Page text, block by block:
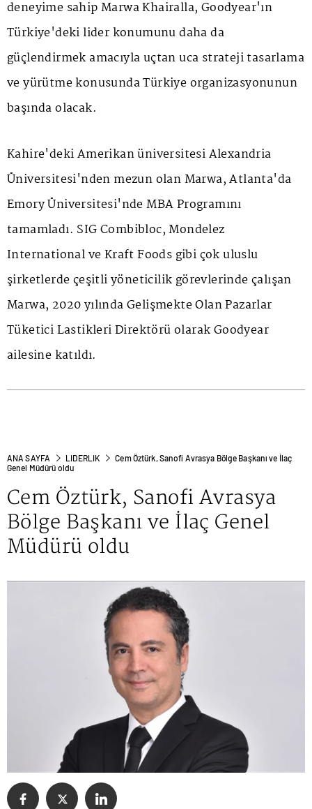
deneyime sahip Marwa Khairalla, Goodyear'ın
Türkiye'deki lider konumunu daha da
güçlendirmek amacıyla uçtan uca strateji tasarlama
ve yürütme konusunda Türkiye organizasyonunun
başında olacak.
Kahire'deki Amerikan üniversitesi Alexandria
Üniversitesi'nden mezun olan Marwa, Atlanta'da
Emory Üniversitesi'nde MBA Programını
tamamladı. SIG Combibloc, Mondelez
International ve Kraft Foods gibi çok uluslu
şirketlerde çeşitli yöneticilik görevlerinde çalışan
Marwa, 2020 yılında Gelişmekte Olan Pazarlar
Tüketici Lastikleri Direktörü olarak Goodyear
ailesine katıldı.
ANA SAYFA LIDERLIK
Cem Öztürk, Sanofi Avrasya Bölge Başkanı ve İlaç
Genel Müdürü oldu
Cem Öztürk, Sanofi Avrasya
Bölge Başkanı ve İlaç Genel
Müdürü oldu